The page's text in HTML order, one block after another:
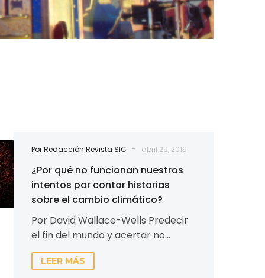
Por Redacción Revista SIC - abril 29, 2019
¿Por qué no funcionan nuestros
intentos por contar historias
sobre el cambio climático?
Por David Wallace-Wells Predecir
el fin del mundo y acertar no
debería ser motivo de celebración.
Sin embargo, a lo largo…
LEER MÁS